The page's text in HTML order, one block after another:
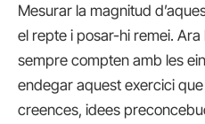
Mesurar la magnitud
el repte i posar-hi remei.
sempre compten amb les
endegar aquest exercici
creences, idees